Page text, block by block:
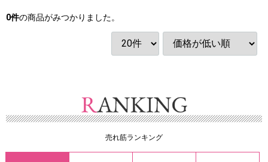
0件の商品がみつかりました。
売れ筋ランキング